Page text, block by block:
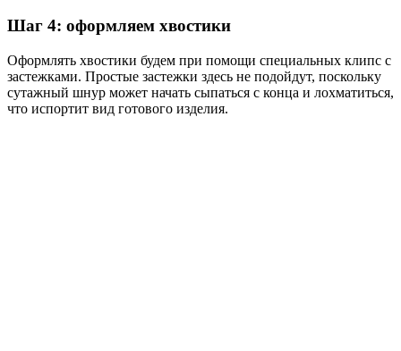
Шаг 4: оформляем хвостики
Оформлять хвостики будем при помощи специальных клипс с
застежками. Простые застежки здесь не подойдут, поскольку
сутажный шнур может начать сыпаться с конца и лохматиться,
что испортит вид готового изделия.